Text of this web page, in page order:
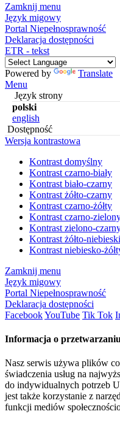
Zamknij menu
Język migowy
Portal Niepełnosprawność
Deklaracja dostępności
ETR - tekst
Powered by
Translate
Menu
Język strony
polski
english
Dostępność
Wersja kontrastowa
Kontrast domyślny
Kontrast czarno-biały
Kontrast biało-czarny
Kontrast żółto-czarny
Kontrast czarno-żółty
Kontrast czarno-
Kontrast zielono-
Kontrast żółto-niebieski
Kontrast niebiesko-
Zamknij menu
Język migowy
Portal Niepełnosprawność
Deklaracja dostępności
FacebookYouTube Tik Tok
Informacja o
Nasz serwis używa plików
świadczenia usług na
do indywidualnych potrzeb
jest także korzystanie z
funkcji mediów